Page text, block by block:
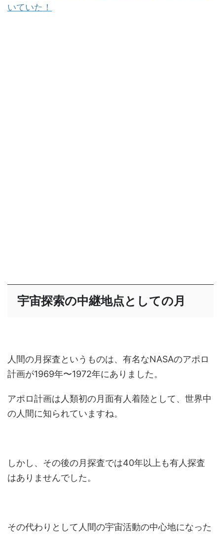
いていた！
宇宙探索の中継地点としての月
人間の月探査というものは、有名なNASAのアポロ
計画が1969年〜1972年にありました。
アポロ計画は人類初の月面有人着陸として、世界中
の人間に知られていますね。
しかし、その後の月探査では40年以上も有人探査
はありませんでした。
その代わりとして人間の宇宙活動の中心地になった